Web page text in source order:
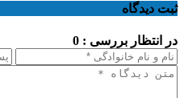
ثبت دیدگاه
در انتظار بررسی : 0